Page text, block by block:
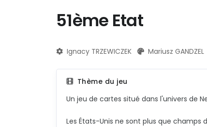
51ème Etat
Ignacy TRZEWICZEK Mariusz GANDZEL
Thème du jeu
Un jeu de cartes situé dans l'univers de
Les États-Unis ne sont plus que champs